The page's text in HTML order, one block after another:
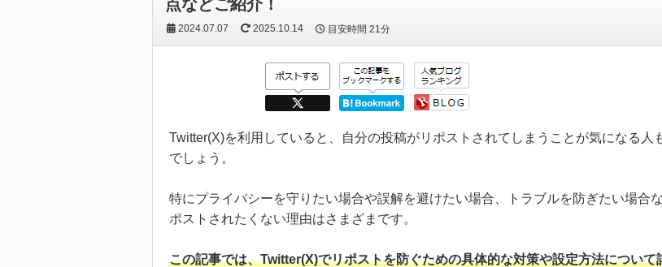
点などご紹介！
2024.07.07 2025.10.14 目安時間21分
Twitter(X)を利用していると、自分の投稿がリポストされてしまうことが気になる人
でしょう。
特にプライバシーを守りたい場合や誤解を避けたい場合、トラブルを防ぎたい場合
ポストされたくない理由はさまざまです。
この記事では、Twitter(X)でリポストを防ぐための具体的な対策や設定方法について